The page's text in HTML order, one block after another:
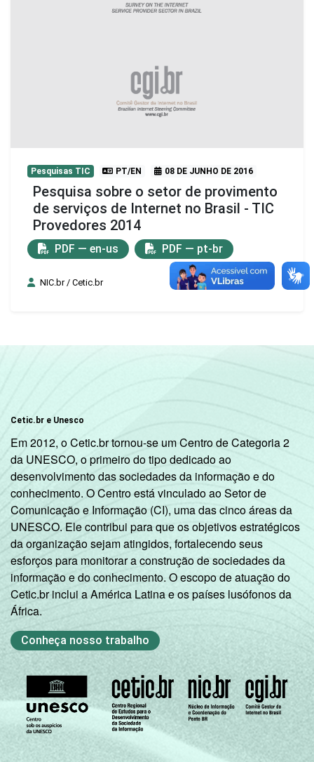
Pesquisas TIC PT/EN 08 DE JUNHO DE 2016
Pesquisa sobre o setor de provimento
de serviços de Internet no Brasil - TIC
Provedores 2014
PDF — en-us PDF — pt-br
NIC.br / Cetic.br
Cetic.br e Unesco
Em 2012, o Cetic.br tornou-se um Centro de Categoria 2
da UNESCO, o primeiro do tipo dedicado ao
desenvolvimento das sociedades da informação e do
conhecimento. O Centro está vinculado ao Setor de
Comunicação e Informação (CI), uma das cinco áreas da
UNESCO. Ele contribui para que os objetivos estratégicos
da organização sejam atingidos, fortalecendo seus
esforços para monitorar a construção de sociedades da
informação e do conhecimento. O escopo de atuação do
Cetic.br inclui a América Latina e os países lusófonos da
África.
Conheça nosso trabalho